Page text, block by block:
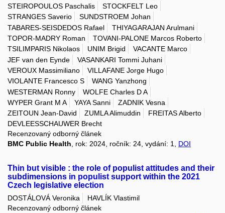
STEIROPOULOS Paschalis
STOCKFELT Leo
STRANGES Saverio
SUNDSTROEM Johan
TABARES-SEISDEDOS Rafael
THIYAGARAJAN Arulmani
TOPOR-MADRY Roman
TOVANI-PALONE Marcos Roberto
TSILIMPARIS Nikolaos
UNIM Brigid
VACANTE Marco
JEF van den Eynde
VASANKARI Tommi Juhani
VEROUX Massimiliano
VILLAFANE Jorge Hugo
VIOLANTE Francesco S
WANG Yanzhong
WESTERMAN Ronny
WOLFE Charles D A
WYPER Grant M A
YAYA Sanni
ZADNIK Vesna
ZEITOUN Jean-David
ZUMLA Alimuddin
FREITAS Alberto
DEVLEESSCHAUWER Brecht
Recenzovaný odborný článek
BMC Public Health, rok: 2024, ročník: 24, vydání: 1, DOI
Thin but visible : the role of populist attitudes and their
subdimensions in populist support within the 2021
Czech legislative election
DOSTÁLOVÁ Veronika
HAVLÍK Vlastimil
Recenzovaný odborný článek